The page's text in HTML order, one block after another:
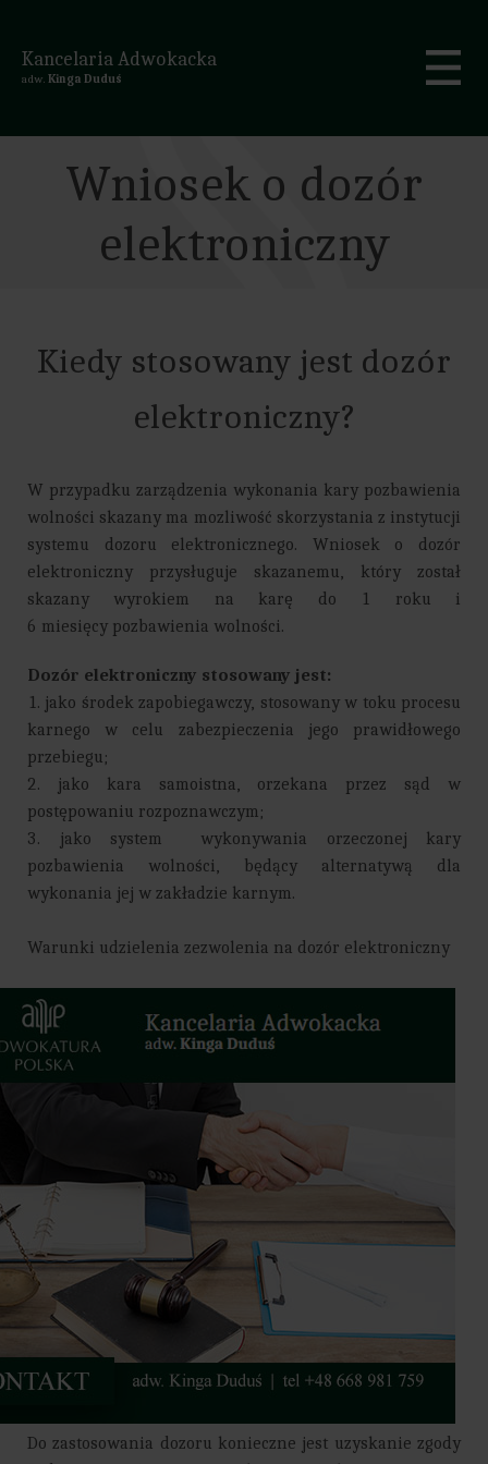
Kancelaria Adwokacka
adw. Kinga Duduś
Wniosek o dozór
elektroniczny
Kiedy stosowany jest dozór
elektroniczny?
W przypadku zarządzenia wykonania kary pozbawienia
wolności skazany ma mozliwość skorzystania z instytucji
systemu dozoru elektronicznego. Wniosek o dozór
elektroniczny przysługuje skazanemu, który został
skazany wyrokiem na karę do 1 roku i
6 miesięcy pozbawienia wolności.
Dozór elektroniczny stosowany jest:
1. jako środek zapobiegawczy, stosowany w toku procesu
karnego w celu zabezpieczenia jego prawidłowego
przebiegu;
2. jako kara samoistna, orzekana przez sąd w
postępowaniu rozpoznawczym;
3. jako system wykonywania orzeczonej kary
pozbawienia wolności, będący alternatywą dla
wykonania jej w zakładzie karnym.
Warunki udzielenia zezwolenia na dozór elektroniczny
Do zastosowania dozoru konieczne jest uzyskanie zgody